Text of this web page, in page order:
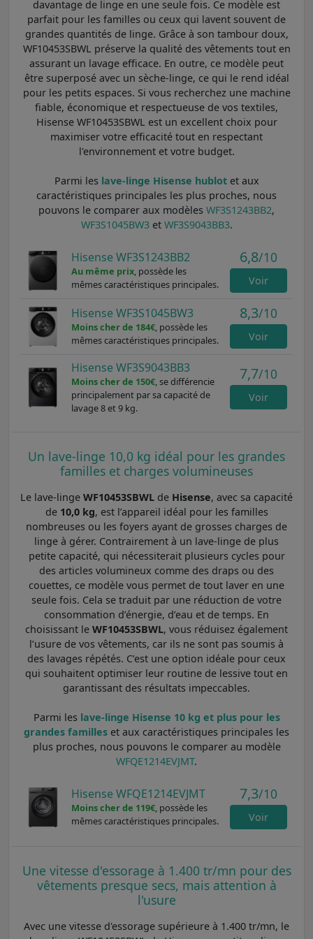
davantage de linge en une seule fois. Ce modèle est
parfait pour les familles ou ceux qui lavent souvent de
grandes quantités de linge. Grâce à son tambour doux,
WF10453SBWL préserve la qualité des vêtements tout en
assurant un lavage efficace. En outre, ce modèle peut
être superposé avec un sèche-linge, ce qui le rend idéal
pour les petits espaces. Si vous recherchez une machine
fiable, économique et respectueuse de vos textiles,
Hisense WF10453SBWL est un excellent choix pour
maximiser votre efficacité tout en respectant
l'environnement et votre budget.
Parmi les lave-linge Hisense hublotet aux
caractéristiques principales les plus proches, nous
pouvons le comparer aux modèles WF3S1243BB2,
WF3S1045BW3et WF3S9043BB3.
Hisense WF3S1243BB2
Au même prix, possède les
mêmes caractéristiques principales.
6,8/10
Voir
Hisense WF3S1045BW3
Moins cher de 184€, possède les
mêmes caractéristiques principales.
8,3/10
Voir
Hisense WF3S9043BB3
Moins cher de 150€, se différencie
principalement par sa capacité de
lavage 8 et 9 kg.
7,7/10
Voir
Un lave-linge 10,0 kg idéal pour les grandes
familles et charges volumineuses
Le lave-linge WF10453SBWL de Hisense, avec sa capacité
de 10,0 kg, est l’appareil idéal pour les familles
nombreuses ou les foyers ayant de grosses charges de
linge à gérer. Contrairement à un lave-linge de plus
petite capacité, qui nécessiterait plusieurs cycles pour
des articles volumineux comme des draps ou des
couettes, ce modèle vous permet de tout laver en une
seule fois. Cela se traduit par une réduction de votre
consommation d’énergie, d’eau et de temps. En
choisissant le WF10453SBWL, vous réduisez également
l’usure de vos vêtements, car ils ne sont pas soumis à
des lavages répétés. C’est une option idéale pour ceux
qui souhaitent optimiser leur routine de lessive tout en
garantissant des résultats impeccables.
Parmi les lave-linge Hisense 10 kg et plus pour les
grandes familles et aux caractéristiques principales les
plus proches, nous pouvons le comparer au modèle
WFQE1214EVJMT.
Hisense WFQE1214EVJMT
Moins cher de 119€, possède les
mêmes caractéristiques principales.
7,3/10
Voir
Une vitesse d'essorage à 1.400 tr/mn pour des
vêtements presque secs, mais attention à
l'usure
Avec une vitesse d'essorage supérieure à 1.400 tr/mn, le